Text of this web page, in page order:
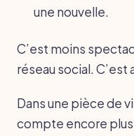
une nouvelle.
C’est moins
réseau social. C’est
Dans une pièce de
compte encore